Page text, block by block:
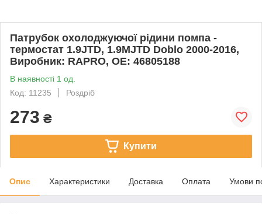
Патрубок охолоджуючої рідини помпа -
термостат 1.9JTD, 1.9MJTD Doblo 2000-2016,
Виробник: RAPRO, OE: 46805188
В наявності 1 од.
Код: 11235
Роздріб
273 ₴
Купити
Опис Характеристики Доставка Оплата Умови